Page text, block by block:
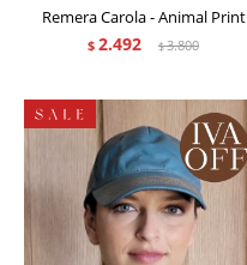
Remera Carola - Animal Print
$ 2.492 $3.800